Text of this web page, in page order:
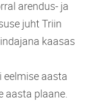
arendus- ja
juht Triin
kaasas
eelmise aasta
plaane.